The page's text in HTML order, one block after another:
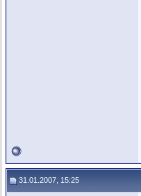
31.01.2007, 15:25